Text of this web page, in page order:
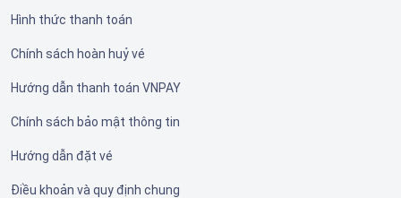
Hình thức thanh toán
Chính sách hoàn huỷ vé
Hướng dẫn thanh toán VNPAY
Chính sách bảo mật thông tin
Hướng dẫn đặt vé
Điều khoản và quy định chung